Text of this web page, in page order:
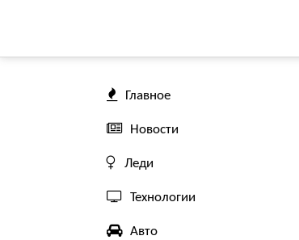
Главное
Новости
Леди
Технологии
Авто